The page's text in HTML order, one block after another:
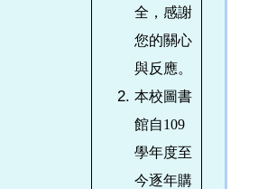
全，感謝
您的關心
與反應。
本校圖書
館自109
學年度至
今逐年購